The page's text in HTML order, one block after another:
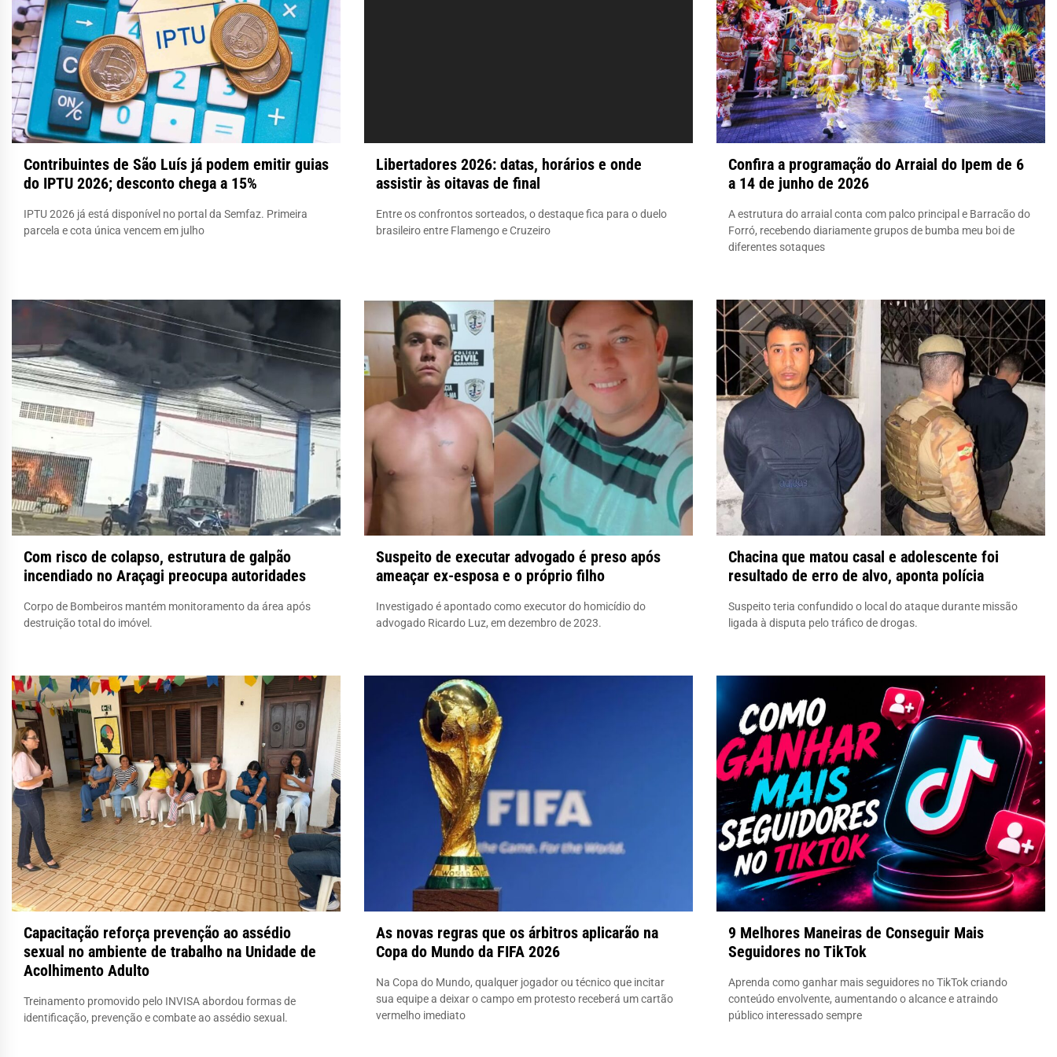
Contribuintes de São Luís já podem emitir guias
do IPTU 2026; desconto chega a 15%
IPTU 2026 já está disponível no portal da Semfaz. Primeira
parcela e cota única vencem em julho
Libertadores 2026: datas, horários e onde
assistir às oitavas de final
Entre os confrontos sorteados, o destaque fica para o duelo
brasileiro entre Flamengo e Cruzeiro
Confira a programação do Arraial do Ipem de 6
a 14 de junho de 2026
A estrutura do arraial conta com palco principal e Barracão do
Forró, recebendo diariamente grupos de bumba meu boi de
diferentes sotaques
Com risco de colapso, estrutura de galpão
incendiado no Araçagi preocupa autoridades
Corpo de Bombeiros mantém monitoramento da área após
destruição total do imóvel.
Suspeito de executar advogado é preso após
ameaçar ex-esposa e o próprio filho
Investigado é apontado como executor do homicídio do
advogado Ricardo Luz, em dezembro de 2023.
Chacina que matou casal e adolescente foi
resultado de erro de alvo, aponta polícia
Suspeito teria confundido o local do ataque durante missão
ligada à disputa pelo tráfico de drogas.
Capacitação reforça prevenção ao assédio
sexual no ambiente de trabalho na Unidade de
Acolhimento Adulto
Treinamento promovido pelo INVISA abordou formas de
identificação, prevenção e combate ao assédio sexual.
As novas regras que os árbitros aplicarão na
Copa do Mundo da FIFA 2026
Na Copa do Mundo, qualquer jogador ou técnico que incitar
sua equipe a deixar o campo em protesto receberá um cartão
vermelho imediato
9 Melhores Maneiras de Conseguir Mais
Seguidores no TikTok
Aprenda como ganhar mais seguidores no TikTok criando
conteúdo envolvente, aumentando o alcance e atraindo
público interessado sempre